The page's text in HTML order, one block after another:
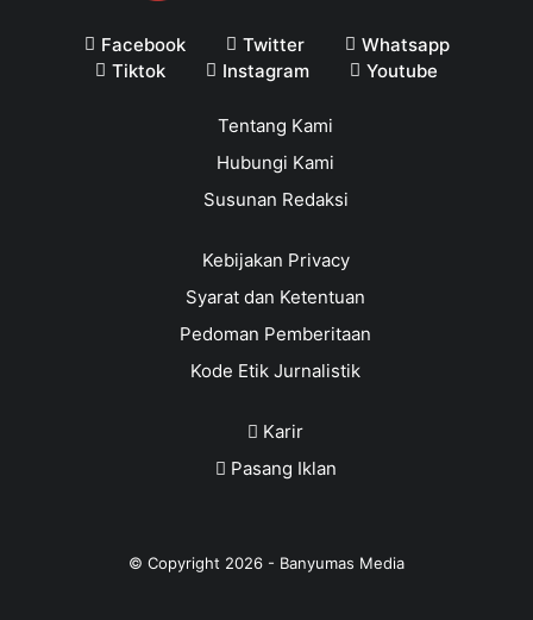
Facebook Twitter
Whatsapp
Tiktok
Instagram Youtube
Tentang Kami
Hubungi Kami
Susunan Redaksi
Kebijakan Privacy
Syarat dan Ketentuan
Pedoman Pemberitaan
Kode Etik Jurnalistik
Karir
Pasang Iklan
© Copyright 2026 - Banyumas Media